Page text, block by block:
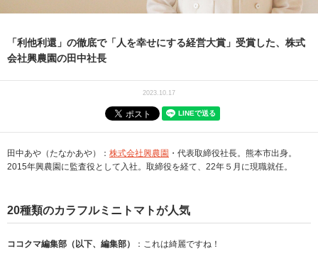
「利他利還」の徹底で「人を幸せにする経営大賞」受賞した、株式
会社興農園の田中社長
2023.10.17
田中あや（たなかあや）： 株式会社興農園 ・代表取締役社長。熊本市出身。
2015年興農園に監査役として入社。取締役を経て、22年５月に現職就任。
20種類のカラフルミニトマトが人気
ココクマ編集部（以下、編集部） ：これは綺麗ですね！